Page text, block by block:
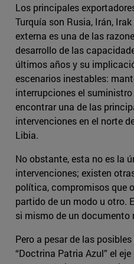
Los principales
Turquía son Rusia, Irán,
externa es una de las
desarrollo de las
últimos años y su
escenarios inestables:
interrupciones el
encontrar una de las
intervenciones en el norte
Libia.
No obstante, esta no es la
intervenciones; existen
política, compromisos que
partido de un modo u otro.
si mismo de un documento
Pero a pesar de las
“Doctrina Patria Azul” el